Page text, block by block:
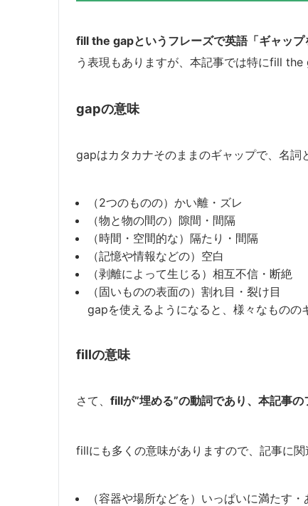
fill the gapというフレーズで英語「ギャップ
う表現もありますが、本記事では特にfill the
gapの意味
gapはカタカナそのままのギャップで、名詞
（2つのものの）かい離・ズレ
（物と物の間の）隙間・間隔
（時間・空間的な）隔たり・間隔
（記憶や情報などの）空白
（剥離によって生じる）相互不信・断絶
（固いものの表面の）割れ目・裂け目
gapを使えるようになると、様々なものの
fillの意味
さて、 fillが”埋める”の動詞であり、本記事
fillにも多くの意味がありますので、記事に関
（容器や場所などを）いっぱいに満たす